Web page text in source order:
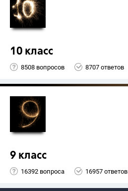
10 класс
8508 вопросов 8707 ответов
9 класс
16392 вопроса 16957 ответов